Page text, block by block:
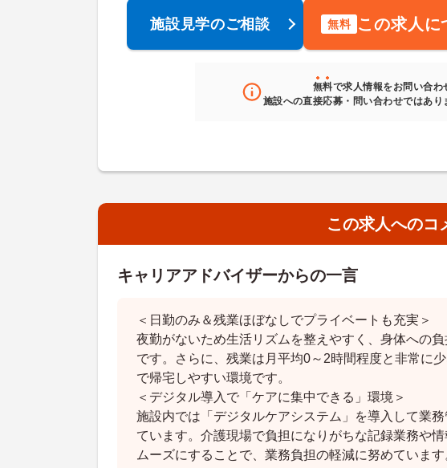
施設見学のご相談 無料 この求人に
無料で求人情報をお問い合わ
施設への直接応募・問い合わせではあり
この求人へのコ
キャリアアドバイザーからの一言
＜日勤のみ＆残業ほぼなしでプライベートも充実＞
夜勤がないため生活リズムを整えやすく、身体への
です。さらに、残業は月平均0～2時間程度と非常に
で帰宅しやすい環境です。
＜デジタル導入で「ケアに集中できる」環境＞
施設内では「デジタルケアシステム」を導入して業務
ています。介護現場で負担になりがちな記録業務や情
ムーズにすることで、業務負担の軽減に努めています